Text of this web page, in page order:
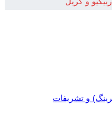
و تشریفات